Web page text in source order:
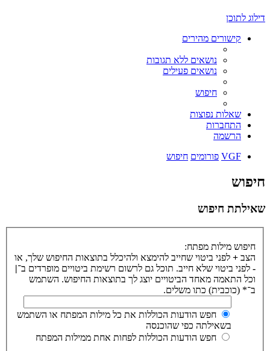
דילוג לתוכן
קישורים מהירים
נושאים ללא תגובות
נושאים פעילים
חיפוש
שאלות נפוצות
התחברות
הרשמה
VGF פורומים חיפוש
חיפוש
שאילתת חיפוש
חיפוש מילות מפתח:
הצב + לפני ביטוי שחייב להימצא ולהיכלל בתוצאות החיפוש שלך, או
- לפני ביטוי שלא חייב. תוכל גם לרשום רשימת ביטויים מופרדים ב־|
וכל התאמה מאחד הביטויים יוצג לך בתוצאות החיפוש. השתמש
ב־* (כוכבית) כתו משלים.
חפש הודעות הכוללות את כל מילות המפתח או השתמש
בשאילתה כפי שהוכנסה
חפש הודעות הכוללות לפחות אחת ממילות המפתח